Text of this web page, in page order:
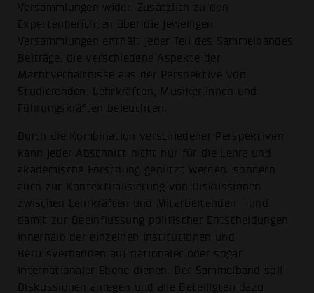
Versammlungen wider. Zusätzlich zu den
Expertenberichten über die jeweiligen
Versammlungen enthält jeder Teil des Sammelbandes
Beiträge, die verschiedene Aspekte der
Machtverhältnisse aus der Perspektive von
Studierenden, Lehrkräften, Musiker:innen und
Führungskräften beleuchten.
Durch die Kombination verschiedener Perspektiven
kann jeder Abschnitt nicht nur für die Lehre und
akademische Forschung genutzt werden, sondern
auch zur Kontextualisierung von Diskussionen
zwischen Lehrkräften und Mitarbeitenden - und
damit zur Beeinflussung politischer Entscheidungen
innerhalb der einzelnen Institutionen und
Berufsverbänden auf nationaler oder sogar
internationaler Ebene dienen. Der Sammelband soll
Diskussionen anregen und alle Beteiligten dazu